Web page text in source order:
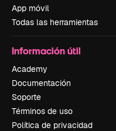
App móvil
Todas las herramientas
Información útil
Academy
Documentación
Soporte
Términos de uso
Política de privacidad